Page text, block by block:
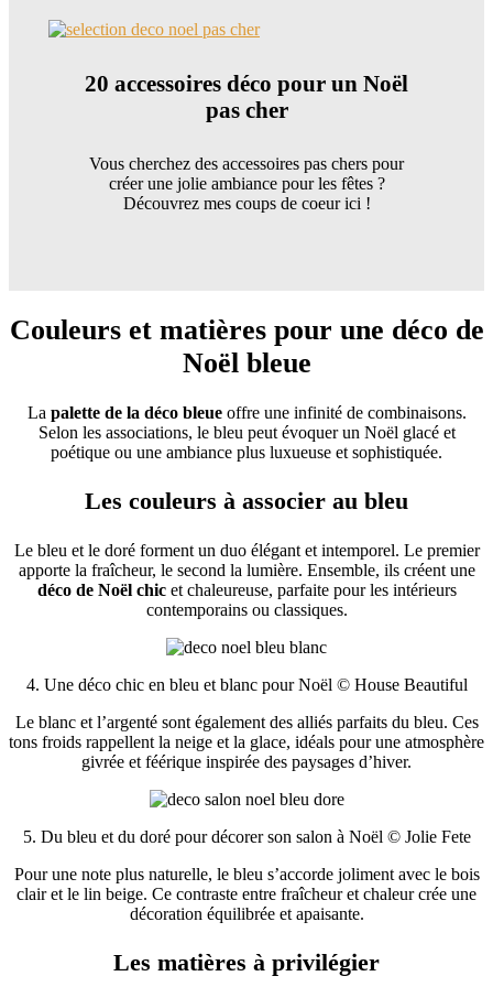
20 accessoires déco pour un Noël
pas cher
Vous cherchez des accessoires pas chers pour
créer une jolie ambiance pour les fêtes ?
Découvrez mes coups de coeur ici !
Couleurs et matières pour une déco de
Noël bleue
La palette de la déco bleueoffre une infinité de combinaisons.
Selon les associations, le bleu peut évoquer un Noël glacé et
poétique ou une ambiance plus luxueuse et sophistiquée.
Les couleurs à associer au bleu
Le bleu et le doré forment un duo élégant et intemporel. Le premier
apporte la fraîcheur, le second la lumière. Ensemble, ils créent une
déco de Noël chicet chaleureuse, parfaite pour les intérieurs
contemporains ou classiques.
4. Une déco chic en bleu et blanc pour Noël © House Beautiful
Le blanc et l’argenté sont également des alliés parfaits du bleu. Ces
tons froids rappellent la neige et la glace, idéals pour une atmosphère
givrée et féérique inspirée des paysages d’hiver.
5. Du bleu et du doré pour décorer son salon à Noël © Jolie Fete
Pour une note plus naturelle, le bleu s’accorde joliment avec le bois
clair et le lin beige. Ce contraste entre fraîcheur et chaleur crée une
décoration équilibrée et apaisante.
Les matières à privilégier